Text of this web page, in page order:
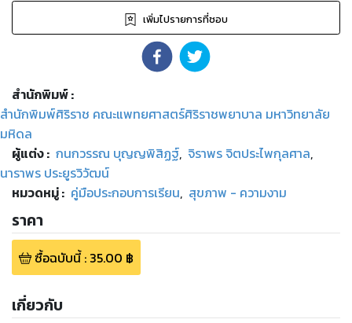
เพิ่มไปรายการที่ชอบ
สำนักพิมพ์:
สำนักพิมพ์ศิริราช คณะแพทยศาสตร์ศิริราชพยาบาล มหาวิทยาลัย
มหิดล
ผู้แต่ง : กนกวรรณ บุญญพิสิฏฐ์, จิราพร จิตประไพกุลศาล,
นาราพร ประยูรวิวัฒน์
หมวดหมู่: คู่มือประกอบการเรียน, สุขภาพ - ความงาม
ราคา
ซื้อฉบับนี้: 35.00 ฿
เกี่ยวกับ